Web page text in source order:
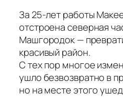
За 25-лет работы
отстроена северная
Машгородок —
красивый район.
С тех пор многое
ушло безвозвратно в
но на месте этого